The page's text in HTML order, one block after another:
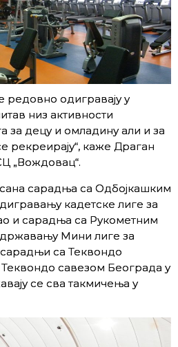
редовно одигравају у
низ активности
децу и омладину али и за
рекреирају“, каже Драган
„Вождовац“.
сарадња са Одбојкашким
кадетске лиге за
и сарадња са Рукометним
Мини лиге за
са Теквондо
Теквондо савезом Београда у
се сва такмичења у